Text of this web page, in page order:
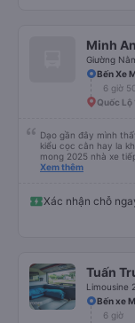
Minh
Giường
Bến Xe
6 giờ
Quốc Lộ
Dạo gần đây mình
kiểu cọc cằn hay la
mong 2025 nhà xe
hơn .
Xem thêm
Xác nhận chỗ
Tuấn
Limousine
Bến xe
6 giờ